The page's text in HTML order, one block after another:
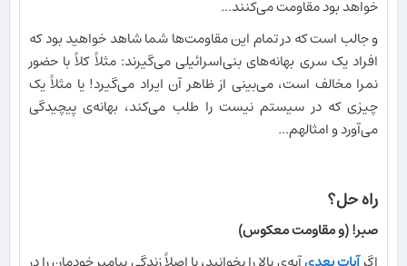
خواهد بود مقاومت می‌کنند...
و جالب است که در تمام این مقاومت‌ها شما شاهد خواهید بود که
افراد یک سری بهانه‌های بنی‌اسرائیلی می‌گیرند: مثلاً کلاً با حضور
نمرا مخالف است، می‌بینی از ظاهر آن ایراد می‌گیرد! یا مثلاً یک
چیزی که در سیستم نیست را طلب می‌کند، بهانه‌ی پیچیدگی
می‌آورد و امثالهم...
راه حل؟
صبر! (و مقاومت معکوس)